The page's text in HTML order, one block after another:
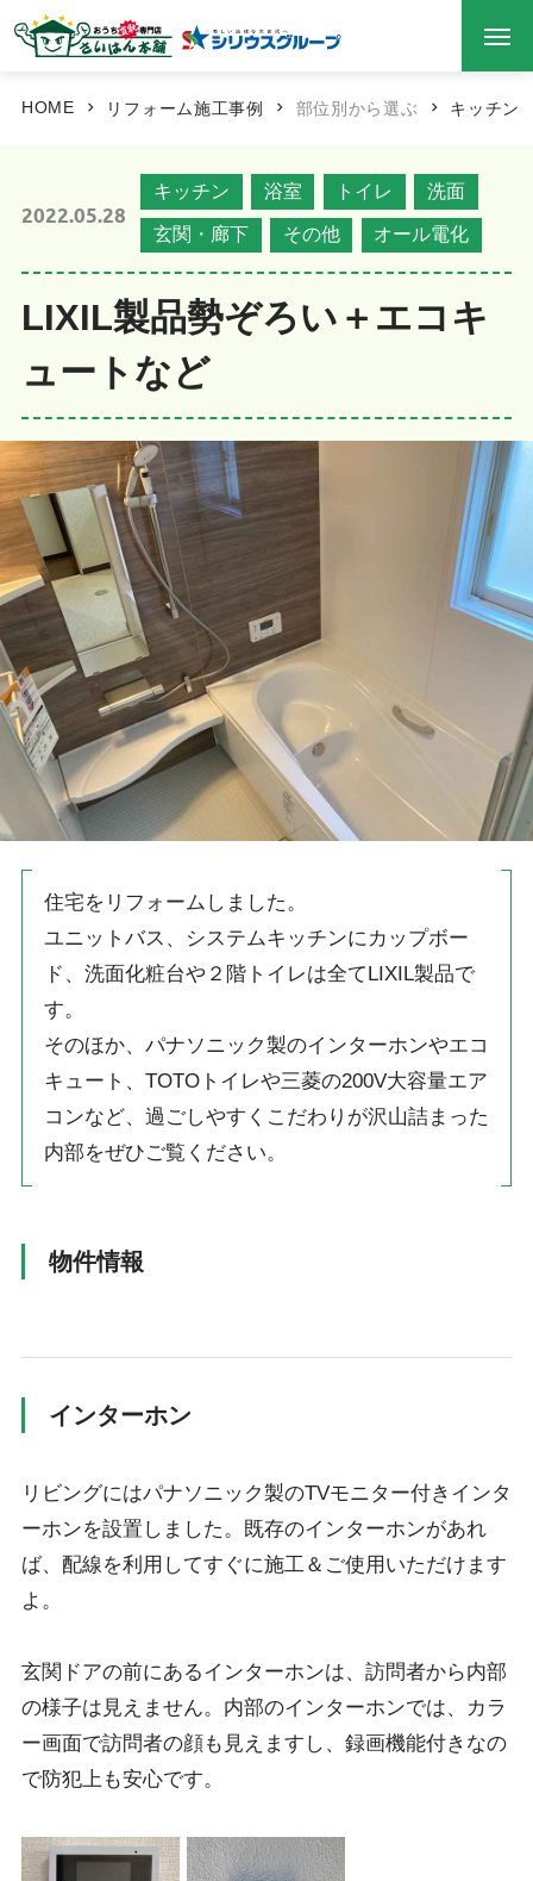
HOME リフォーム施工事例 部位別から選ぶ キッチン
2022.05.28
キッチン 浴室 トイレ 洗面
玄関・廊下 その他 オール電化
LIXIL製品勢ぞろい＋エコキ
ュートなど
住宅をリフォームしました。
ユニットバス、システムキッチンにカップボー
ド、洗面化粧台や２階トイレは全てLIXIL製品で
す。
そのほか、パナソニック製のインターホンやエコ
キュート、TOTOトイレや三菱の200V大容量エア
コンなど、過ごしやすくこだわりが沢山詰まった
内部をぜひご覧ください。
物件情報
インターホン
リビングにはパナソニック製のTVモニター付きインタ
ーホンを設置しました。既存のインターホンがあれ
ば、配線を利用してすぐに施工＆ご使用いただけます
よ。
玄関ドアの前にあるインターホンは、訪問者から内部
の様子は見えません。内部のインターホンでは、カラ
ー画面で訪問者の顔も見えますし、録画機能付きなの
で防犯上も安心です。